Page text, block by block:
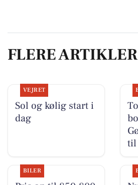
FLERE ARTIKLER
VEJRET
Sol og kølig start i
dag
til
BILER